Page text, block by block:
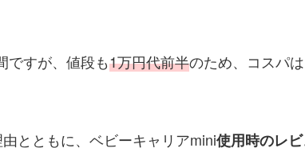
ですが、値段も1万円代前半のため、コスパ
とともに、ベビーキャリアmini使用時のレ